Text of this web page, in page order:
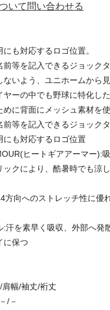
いて問い合わせる
も対応するロゴ位置。
等を記入できるジョックタ
ないよう、ユニホームから
ーの中でも野球に特化した
めに背面にメッシュ素材を
前等を記入できるジョック
にも対応するロゴ位置
ヒートギアアーマー):
ックにより、酷暑時でも涼
方向へのストレッチ性に優
:汗を素早く吸収、外部へ発
に保つ
幅/袖丈/裄丈
/－